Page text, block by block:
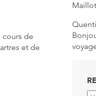
cours de
et de